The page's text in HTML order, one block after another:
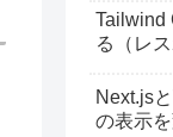
Tailwind
る（レ
Next.js
の表示